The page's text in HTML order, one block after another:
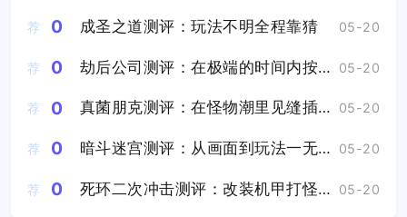
荐 0 成圣之道测评：玩法不明全程靠猜 05-20
荐 0 劫后公司测评：在极端的时间内按照预先设定的唯一解去玩 05-20
荐 0 真菌朋克测评：在怪物潮里见缝插针的采集资源 05-20
荐 0 暗斗迷宫测评：从画面到玩法一无是处 05-20
荐 0 死环二次冲击测评：改装机甲打怪兽爽感拉满 05-20